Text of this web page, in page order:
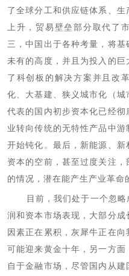
了全球分工和供应链体系、
上升，贸易壁垒部分取代了
三，中国出于各种考量，将
未有的高度，并且为投入的巨
了科创板的解决方案并且改
化、大基建、狭义城市化（
代表的国内初步资本化已经
业转向传统的无特性产品中
开始钝化。最后，新能源、新
资本的空前，甚至过度关注
的情况，潜在能产生产业革命
目前，我们处于一个忽
润和资本市场表现，大部分
因素正在累积，灰犀牛正在
可能迎来黄金十年，另一方
自于金融市场，尽管国内从